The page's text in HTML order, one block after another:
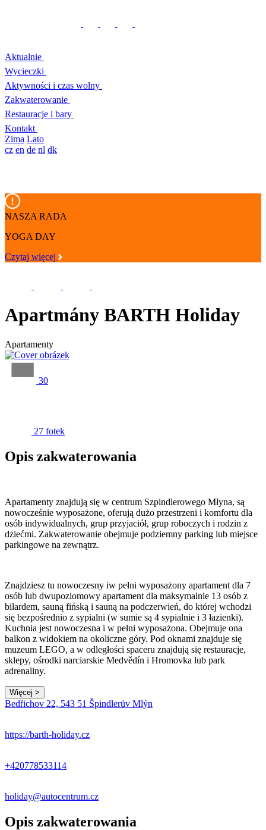
Aktualnie
Wycieczki
Aktywności i czas wolny
Zakwaterowanie
Restauracje i bary
Kontakt
Zima Lato
cz en de nl dk
NASZA RADA
YOGA DAY
Czytaj więcej
Apartmány BARTH Holiday
Apartamenty
30
27 fotek
Opis zakwaterowania
Apartamenty znajdują się w centrum Szpindlerowego Młyna, są
nowocześnie wyposażone, oferują dużo przestrzeni i komfortu dla
osób indywidualnych, grup przyjaciół, grup roboczych i rodzin z
dziećmi. Zakwaterowanie obejmuje podziemny parking lub miejsce
parkingowe na zewnątrz.
Znajdziesz tu nowoczesny iw pełni wyposażony apartament dla 7
osób lub dwupoziomowy apartament dla maksymalnie 13 osób z
bilardem, sauną fińską i sauną na podczerwień, do której wchodzi
się bezpośrednio z sypialni (w sumie są 4 sypialnie i 3 łazienki).
Kuchnia jest nowoczesna i w pełni wyposażona. Obejmuje ona
balkon z widokiem na okoliczne góry. Pod oknami znajduje się
muzeum LEGO, a w odległości spaceru znajdują się restauracje,
sklepy, ośrodki narciarskie Medvědín i Hromovka lub park
adrenaliny.
Więcej >
−
Bedřichov 22, 543 51 Špindlerův Mlýn
https://barth-holiday.cz
+420778533114
holiday@autocentrum.cz
Opis zakwaterowania